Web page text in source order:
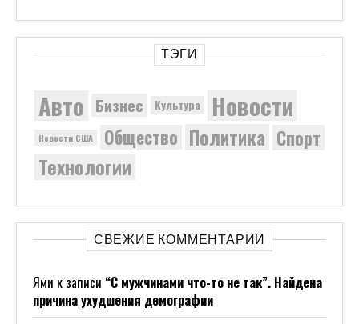
ТЭГИ
Авто Бизнес Культура Новости
Новости США Общество Политика Спорт
Технологии
СВЕЖИЕ КОММЕНТАРИИ
Ями к записи “С мужчинами что-то не так”. Найдена
причина ухудшения демографии